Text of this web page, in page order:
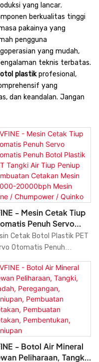
yang lancar.
berkualitas tinggi
pakainya yang
pengguna
yang mudah,
teknis terbatas.
plastikprofesional,
yang
dan keandalan. Jangan
- Mesin Cetak Tiup
Penuh Servo
Penuh Botol
PET Tangki Air Tiup
Mesin 18000-
Mesin Vfine /
/ Quinko
CETAK TIUP
Cetak Botol Plastik PET
Otomatis Penuh
Cetak 18000-20000bph
Vfine Machinery /
/ Quinko, telah
berbagai uji coba dan
sertifikasi impor
resmi terkait. Mesin
struktur dan
yang dirancang
- Botol Air Mineral
Peliharaan, Tangki,